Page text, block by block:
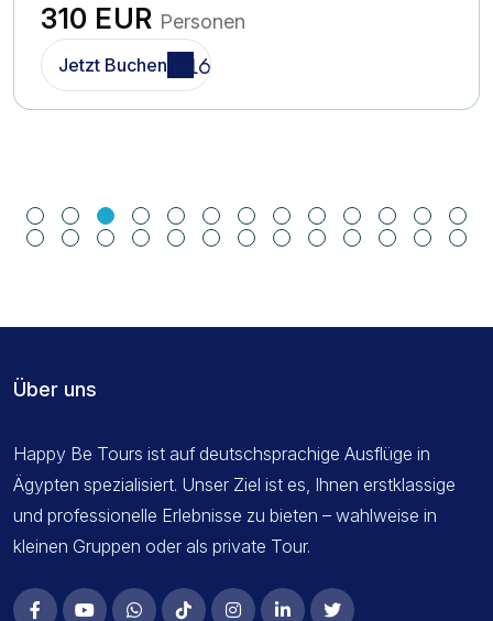
310 EUR Personen
Jetzt Buchen
Über uns
Happy Be Tours ist auf deutschsprachige Ausflüge in
Ägypten spezialisiert. Unser Ziel ist es, Ihnen erstklassige
und professionelle Erlebnisse zu bieten – wahlweise in
kleinen Gruppen oder als private Tour.